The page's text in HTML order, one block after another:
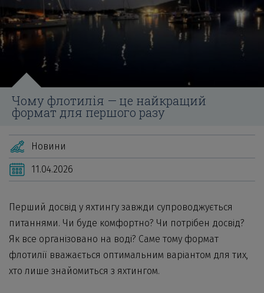
Чому флотилія — це найкращий
формат для першого разу
Новини
11.04.2026
Перший досвід у яхтингу завжди супроводжується
питаннями. Чи буде комфортно? Чи потрібен досвід?
Як все організовано на воді? Саме тому формат
флотилії вважається оптимальним варіантом для тих,
хто лише знайомиться з яхтингом.